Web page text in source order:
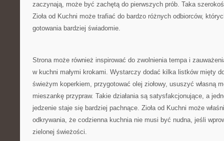
zaczynają, może być zachętą do pierwszych prób. Taka
Zioła od Kuchni może trafiać do bardzo różnych odbiorców,
gotowania bardziej świadomie.
Strona może również inspirować do zwolnienia tempa i
w kuchni małymi krokami. Wystarczy dodać kilka listków mięty
świeżym koperkiem, przygotować olej ziołowy, ususzyć własną
mieszankę przypraw. Takie działania są satysfakcjonujące, a
jedzenie staje się bardziej pachnące. Zioła od Kuchni może
odkrywania, że codzienna kuchnia nie musi być nudna, jeśli
zielonej świeżości.